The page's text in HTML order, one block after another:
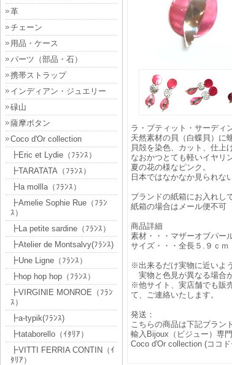
ラ・プティット・サーディ
天然素材の貝（白蝶貝）に
貝殻を染色、カット、仕上
なおかつとても軽いイヤリ
夏の花の様なピンク。
日本ではなかなか見られな
ブランドの紙箱にお入れし
紙箱の場合はメール便不可
商品詳細
素材・・・マザーオブパ
サイズ・・・全長５.９ｃ
※出来るだけ実物に近いよ
実物と色見が異なる場合
※他サイト、実店舗でも販
て、ご連絡いたします。
発送：
こちらの商品は下記ブラン
輸入Bijoux（ビジュー）専
Coco d'Or collection (ココ
革
チェーン
用品・ケース
パーツ（部品・石）
携帯ストラップ
インディアン・ジュエリー
碌山
薩摩ボタン
Coco d'Or collection
┣Eric et Lydie（ﾌﾗﾝｽ）
┣TARATATA（ﾌﾗﾝｽ）
┣la mollla（ﾌﾗﾝｽ）
┣Amelie Sophie Rue（ﾌﾗﾝ
ｽ）
┣La petite sardine（ﾌﾗﾝｽ）
┣Atelier de Montsalvy(ﾌﾗﾝｽ)
┣Une Ligne（ﾌﾗﾝｽ）
┣hop hop hop（ﾌﾗﾝｽ）
┣VIRGINIE MONROE（ﾌﾗﾝ
ｽ）
┣a-typik(ﾌﾗﾝｽ)
┣tataborello（ｲﾀﾘｱ）
┣VITTI FERRIA CONTIN（ｲ
ﾀﾘｱ）